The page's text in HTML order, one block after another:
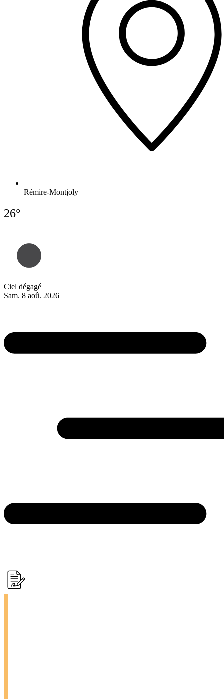
Rémire-Montjoly
26°
Ciel dégagé
Sam. 8 aoû. 2026